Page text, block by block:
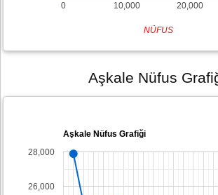
0 10,000 20,000
NÜFUS
Aşkale Nüfus
Aşkale Nüfus Grafiği
26,000
28,000